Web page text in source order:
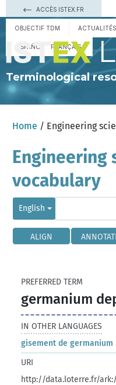
ACCÈS ISTEX.FR
OBJECTIF TDM ACTUALITÉS
ESPAÑOL FRANÇAIS
Terminological
Home / Engineering
Engineering
vocabulary
English
ALIGN
PREFERRED TERM
germanium
IN OTHER LANGUAGES
gisement de germanium
URI
http://data.loterre.fr/ark:/